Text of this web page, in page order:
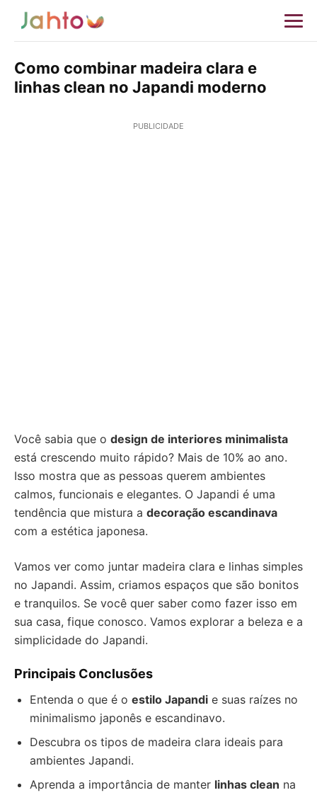
Como combinar madeira clara e
linhas clean no Japandi moderno
PUBLICIDADE
Você sabia que o design de interiores minimalista
está crescendo muito rápido? Mais de 10% ao ano.
Isso mostra que as pessoas querem ambientes
calmos, funcionais e elegantes. O Japandi é uma
tendência que mistura a decoração escandinava
com a estética japonesa.
Vamos ver como juntar madeira clara e linhas simples
no Japandi. Assim, criamos espaços que são bonitos
e tranquilos. Se você quer saber como fazer isso em
sua casa, fique conosco. Vamos explorar a beleza e a
simplicidade do Japandi.
Principais Conclusões
Entenda o que é o estilo Japandi e suas raízes no
minimalismo japonês e escandinavo.
Descubra os tipos de madeira clara ideais para
ambientes Japandi.
Aprenda a importância de manter linhas clean na